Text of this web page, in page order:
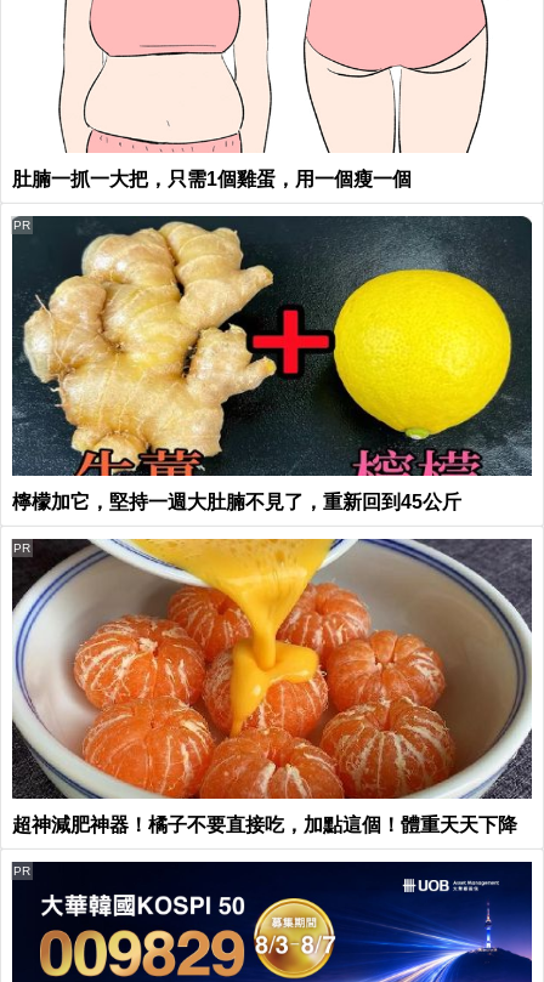
肚腩一抓一大把，只需1個雞蛋，用一個瘦一個
檸檬加它，堅持一週大肚腩不見了，重新回到45公斤
PR
超神減肥神器！橘子不要直接吃，加點這個！體重天天下降
PR
PR